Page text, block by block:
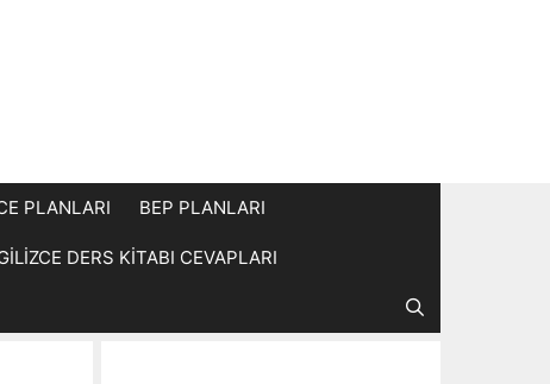
PLANLARI BEP PLANLARI
DERS KİTABI CEVAPLARI